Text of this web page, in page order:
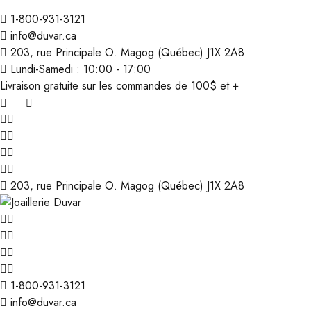
1-800-931-3121
info@duvar.ca
203, rue Principale O. Magog (Québec) J1X 2A8
Lundi-Samedi : 10:00 - 17:00
Livraison gratuite sur les commandes de 100$ et +
203, rue Principale O. Magog (Québec) J1X 2A8
1-800-931-3121
info@duvar.ca